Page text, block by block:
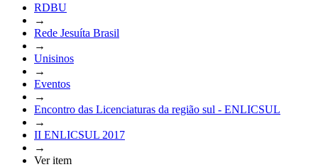
RDBU
→
Rede Jesuíta Brasil
→
Unisinos
→
Eventos
→
Encontro das Licenciaturas da região sul - ENLICSUL
→
II ENLICSUL 2017
→
Ver item